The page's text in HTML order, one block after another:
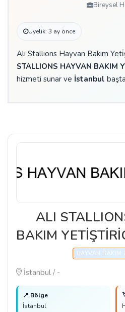
Bireysel
Üyelik: 3 ay önce
Alı Stallıons Hayvan Bakım
STALLIONS HAYVAN BAKIM
hizmeti sunar ve İstanbul
ALI
BAKIM
HAYVAN BAKIM
İstanbul / -
📍 Bölge
İstanbul